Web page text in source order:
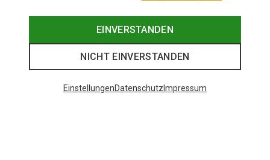
EINVERSTANDEN
NICHT EINVERSTANDEN
EinstellungenDatenschutz Impressum